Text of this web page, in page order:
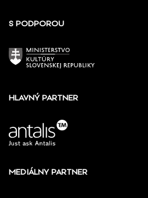
S PODPOROU
HLAVNÝ PARTNER
MEDIÁLNY PARTNER